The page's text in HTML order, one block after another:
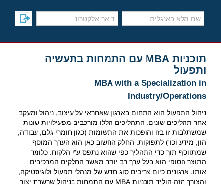
תוכניות MBA עם התמחות בתעשיה
ותפעול
MBA with a Specialization in
Industry/Operations
ניהול התפעול הוא התחום בארגון שאחראי על עיצוב, ניהול ומעקב
אחר תהליכים שונים. התהליכים הללו מורכבים מפעילויות שונות
שמשתלבות זו בזו והופכות את התשומות (כגון חומרי גלם, עבודה,
הון, מידע וכו') לתפוקות. החלק החשוב כאן הוא הערך המוסף
שמתווסף תוך כדי התהליך כפי שהוא נתפס ע"י הלקוח, כלומר
התוצר הסופי הוא בעל ערך רב יותר מאשר החלקים המרכיבים
אותו. ארגונים כיום צריכים סוג חדש של מנהלי תפעול ולוגיסטיקה,
והצורך הזה הוליד תוכניות MBA עם התמחות בניהול שרשרת יצור